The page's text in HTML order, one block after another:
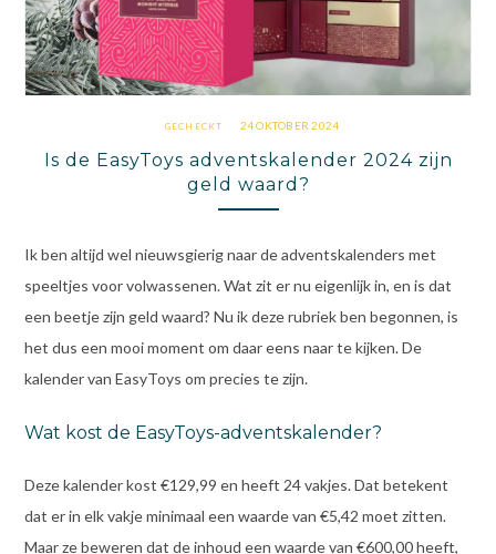
GECHECKT 24 OKTOBER 2024
Is de EasyToys adventskalender 2024 zijn
geld waard?
Ik ben altijd wel nieuwsgierig naar de adventskalenders met
speeltjes voor volwassenen. Wat zit er nu eigenlijk in, en is dat
een beetje zijn geld waard? Nu ik deze rubriek ben begonnen, is
het dus een mooi moment om daar eens naar te kijken. De
kalender van EasyToys om precies te zijn.
Wat kost de EasyToys-adventskalender?
Deze kalender kost €129,99 en heeft 24 vakjes. Dat betekent
dat er in elk vakje minimaal een waarde van €5,42 moet zitten.
Maar ze beweren dat de inhoud een waarde van €600,00 heeft,